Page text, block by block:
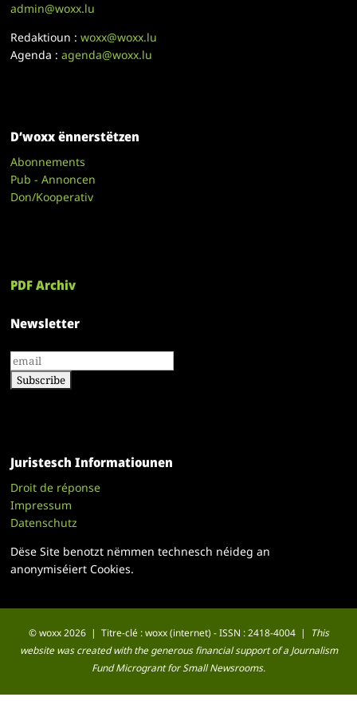
admin@woxx.lu
Redaktioun :woxx@woxx.lu
Agenda :agenda@woxx.lu
D’woxx ënnerstëtzen
Abonnements
Pub - Annoncen
Don/Kooperativ
PDF Archiv
Newsletter
Juristesch Informatiounen
Droit de réponse
Impressum
Datenschutz
Dëse Site benotzt nëmmen technesch néideg an
anonymiséiert Cookies.
© woxx 2026 | Titre-clé : woxx (internet) - ISSN : 2418-4004 |
This
website was created with the generous financial support of a Journalism
Fund Microgrant for Small Newsrooms.